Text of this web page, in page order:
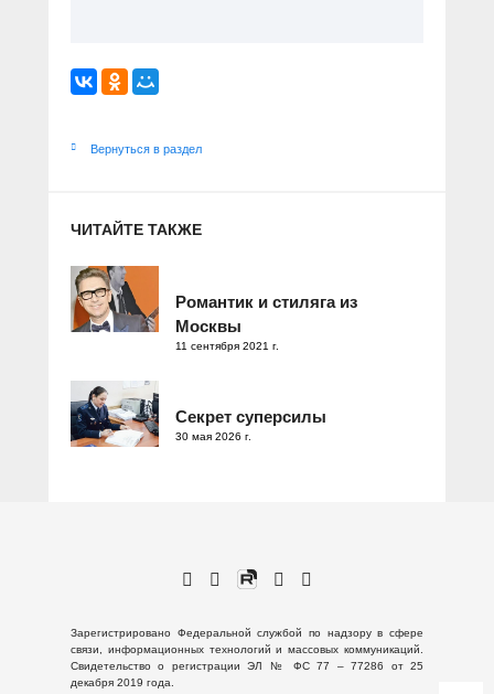
Вернуться в раздел
ЧИТАЙТЕ ТАКЖЕ
Романтик и стиляга из
Москвы
11 сентября 2021 г.
Секрет суперсилы
30 мая 2026 г.
Зарегистрировано Федеральной службой по надзору в сфере
связи, информационных технологий и массовых коммуникаций.
Свидетельство о регистрации ЭЛ № ФС 77 – 77286 от 25
декабря 2019 года.